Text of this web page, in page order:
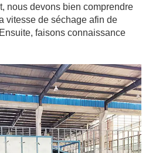
nous devons bien comprendre
vitesse de séchage afin de
faisons connaissance